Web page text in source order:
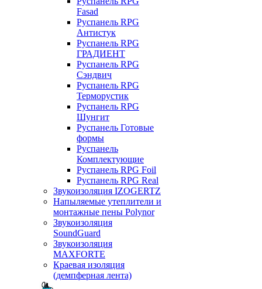
Fasad
Руспанель RPG
Антистук
Руспанель RPG
ГРАДИЕНТ
Руспанель RPG
Сэндвич
Руспанель RPG
Терморустик
Руспанель RPG
Шунгит
Руспанель Готовые
формы
Руспанель
Комплектующие
Руспанель RPG Foil
Руспанель RPG Real
Звукоизоляция IZOGERTZ
Напыляемые утеплители и
монтажные пены Polynor
Звукоизоляция
SoundGuard
Звукоизоляция
MAXFORTE
Краевая изоляция
(демпферная лента)